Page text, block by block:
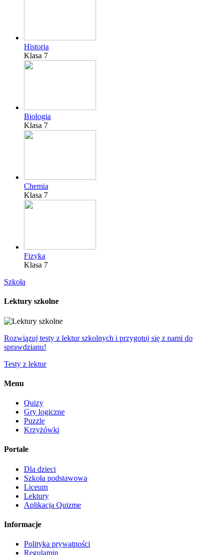
Historia
Klasa 7
Biologia
Klasa 7
Chemia
Klasa 7
Fizyka
Klasa 7
Szkoła
Lektury szkolne
Rozwiązuj testy z lektur szkolnych i przygotuj się z nami do
sprawdzianu!
Testy z lektur
Menu
Quizy
Gry logiczne
Puzzle
Krzyżówki
Portale
Dla dzieci
Szkoła podstawowa
Liceum
Lektury
Aplikacja Quizme
Informacje
Polityka prywatności
Regulamin